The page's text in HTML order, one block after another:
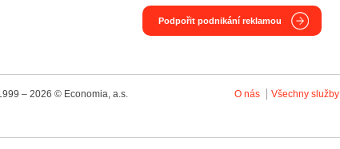
Podpořit podnikání reklamou
– 2026 © Economia, a.s. O nás Všechny služby